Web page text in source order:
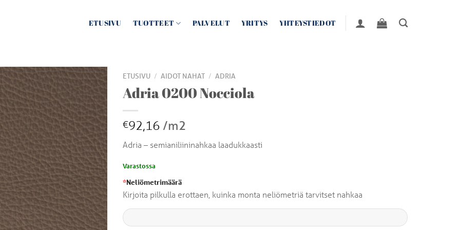
ETUSIVU TUOTTEET PALVELUT YRITYS YHTEYSTIEDOT
ETUSIVU / AIDOT NAHAT / ADRIA
Adria 0200 Nocciola
€92,16 /m2
Adria – semianiliininahkaa laadukkaasti
Varastossa
*Neliömetrimäärä
Kirjoita pilkulla erottaen, kuinka monta neliömetriä tarvitset nahkaa